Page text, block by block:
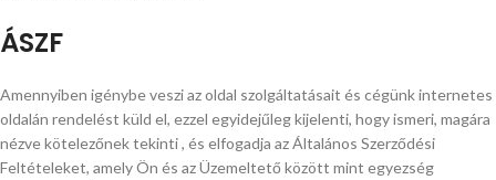
ÁSZF
Amennyiben igénybe veszi az oldal szolgáltatásait és cégünk internetes
oldalán rendelést küld el, ezzel egyidejűleg kijelenti, hogy ismeri, magára
nézve kötelezőnek tekinti , és elfogadja az Általános Szerződési
Feltételeket, amely Ön és az Üzemeltető között mint egyezség